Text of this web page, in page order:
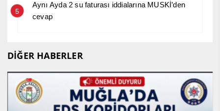
5
Aynı Ayda 2 su faturası iddialarına MUSKİ’den
cevap
DİĞER HABERLER